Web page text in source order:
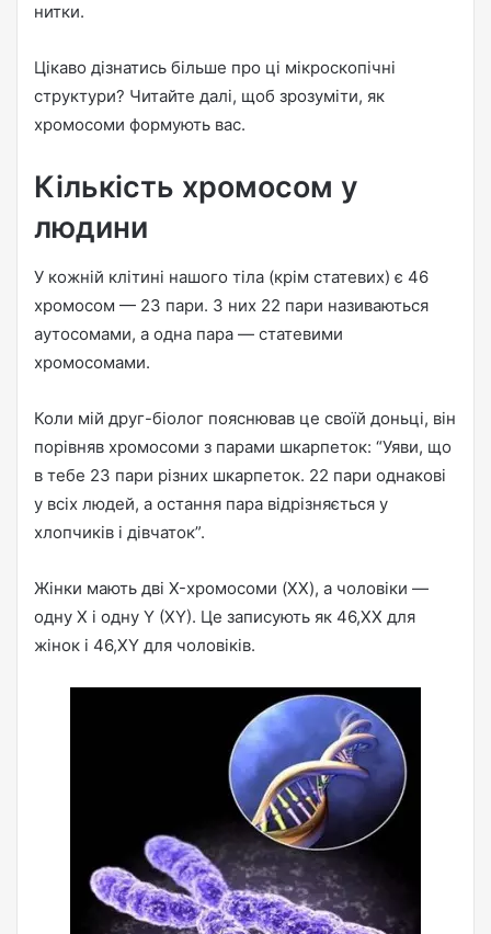
нитки.
Цікаво дізнатись більше про ці мікроскопічні
структури? Читайте далі, щоб зрозуміти, як
хромосоми формують вас.
Кількість хромосом у
людини
У кожній клітині нашого тіла (крім статевих) є 46
хромосом — 23 пари. З них 22 пари називаються
аутосомами, а одна пара — статевими
хромосомами.
Коли мій друг-біолог пояснював це своїй доньці, він
порівняв хромосоми з парами шкарпеток: “Уяви, що
в тебе 23 пари різних шкарпеток. 22 пари однакові
у всіх людей, а остання пара відрізняється у
хлопчиків і дівчаток”.
Жінки мають дві X-хромосоми (XX), а чоловіки —
одну X і одну Y (XY). Це записують як 46,XX для
жінок і 46,XY для чоловіків.